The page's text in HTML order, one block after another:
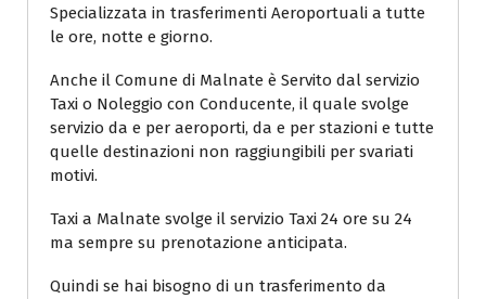
Specializzata in trasferimenti Aeroportuali a tutte
le ore, notte e giorno.
Anche il Comune di Malnate è Servito dal servizio
Taxi o Noleggio con Conducente, il quale svolge
servizio da e per aeroporti, da e per stazioni e tutte
quelle destinazioni non raggiungibili per svariati
motivi.
Taxi a Malnate svolge il servizio Taxi 24 ore su 24
ma sempre su prenotazione anticipata.
Quindi se hai bisogno di un trasferimento da